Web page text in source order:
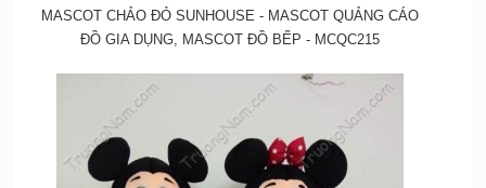
MASCOT CHẢO ĐỎ SUNHOUSE - MASCOT QUẢNG CÁO
ĐỒ GIA DỤNG, MASCOT ĐỒ BẾP - MCQC215